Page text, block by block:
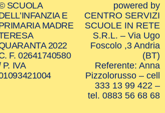
SCUOLA
E
MADRE
2022
F. 02641740580
P. IVA
powered by
CENTRO SERVIZI
SCUOLE IN RETE
S.R.L. – Via Ugo
Foscolo ,3 Andria
(BT)
Referente: Anna
Pizzolorusso – cell
333 13 99 422 –
tel. 0883 56 68 68